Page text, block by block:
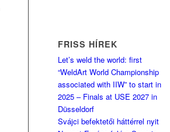
FRISS HÍREK
Let’s weld the world: first
“WeldArt World Championship
associated with IIW” to start in
2025 – Finals at USE 2027 in
Düsseldorf
Svájci befektetői háttérrel nyit